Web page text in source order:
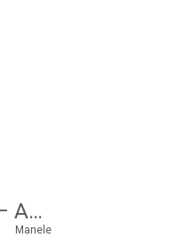
TONI DE LA BRASOV SI ANTONIO ANAKONDA – AS SUNA-O
Manele